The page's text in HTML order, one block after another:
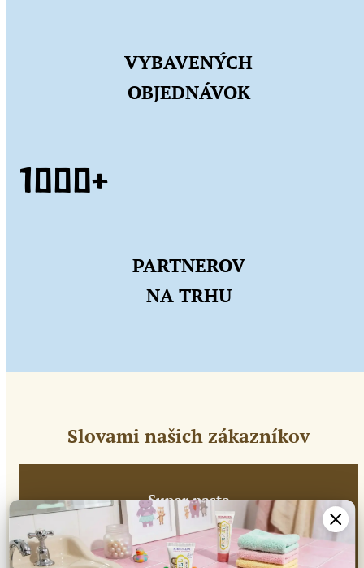
VYBAVENÝCH
OBJEDNÁVOK
1000+
PARTNEROV
NA TRHU
Slovami našich zákazníkov
Super pasta
„Pastu na zúbky kupujem dcérke pravidelne. Som veľmi
spokojná. Ak si nevyplachne ústa nič sa nestane.“